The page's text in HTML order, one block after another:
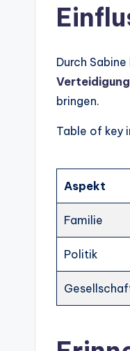
Durch
bringen.
Table of key
Aspekt
Familie
Politik